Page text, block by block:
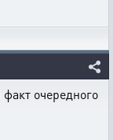
очередного